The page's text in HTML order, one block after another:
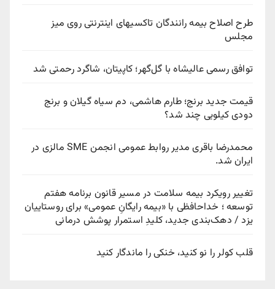
طرح اصلاح بیمه رانندگان تاکسیهای اینترنتی روی میز
مجلس
توافق رسمی عالیشاه با گل‌گهر؛ کاپیتان، شاگرد رحمتی شد
قیمت جدید برنج؛ طارم هاشمی، دم سیاه گیلان و برنج
دودی کیلویی چند شد؟
محمدرضا باقری مدیر روابط عمومی انجمن SME مالزی در
ایران شد.
تغییر رویکرد بیمه سلامت در مسیر قانون برنامه هفتم
توسعه ؛ خداحافظی با «بیمه رایگانِ عمومی» برای روستاییان
یزد / دهک‌بندی جدید، کلیدِ استمرار پوشش درمانی
قلب کولر را نو کنید، خنکی را ماندگار کنید